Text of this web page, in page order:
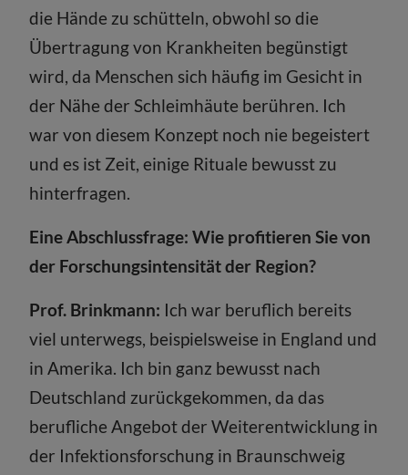
die Hände zu schütteln, obwohl so die
Übertragung von Krankheiten begünstigt
wird, da Menschen sich häufig im Gesicht in
der Nähe der Schleimhäute berühren. Ich
war von diesem Konzept noch nie begeistert
und es ist Zeit, einige Rituale bewusst zu
hinterfragen.
Eine Abschlussfrage: Wie profitieren Sie von
der Forschungsintensität der Region?
Prof. Brinkmann: Ich war beruflich bereits
viel unterwegs, beispielsweise in England und
in Amerika. Ich bin ganz bewusst nach
Deutschland zurückgekommen, da das
berufliche Angebot der Weiterentwicklung in
der Infektionsforschung in Braunschweig